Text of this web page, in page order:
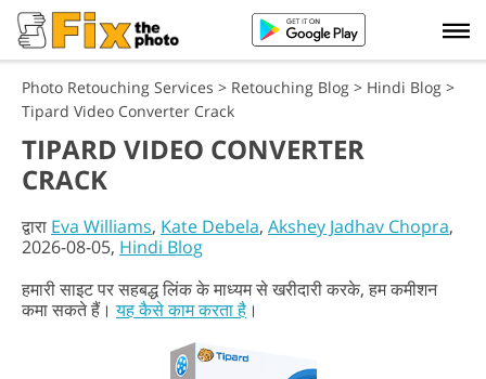
Photo Retouching Services > Retouching Blog > Hindi Blog >
Tipard Video Converter Crack
TIPARD VIDEO CONVERTER
CRACK
द्वारा Eva Williams, Kate Debela, Akshey Jadhav Chopra,
2026-08-05, Hindi Blog
हमारी साइट पर सहबद्ध लिंक के माध्यम से खरीदारी करके, हम कमीशन
कमा सकते हैं।यह कैसे काम करता है ।